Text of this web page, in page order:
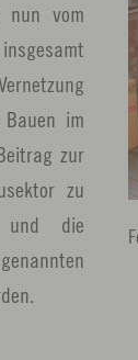
nun vom
im
zur
zu
und die